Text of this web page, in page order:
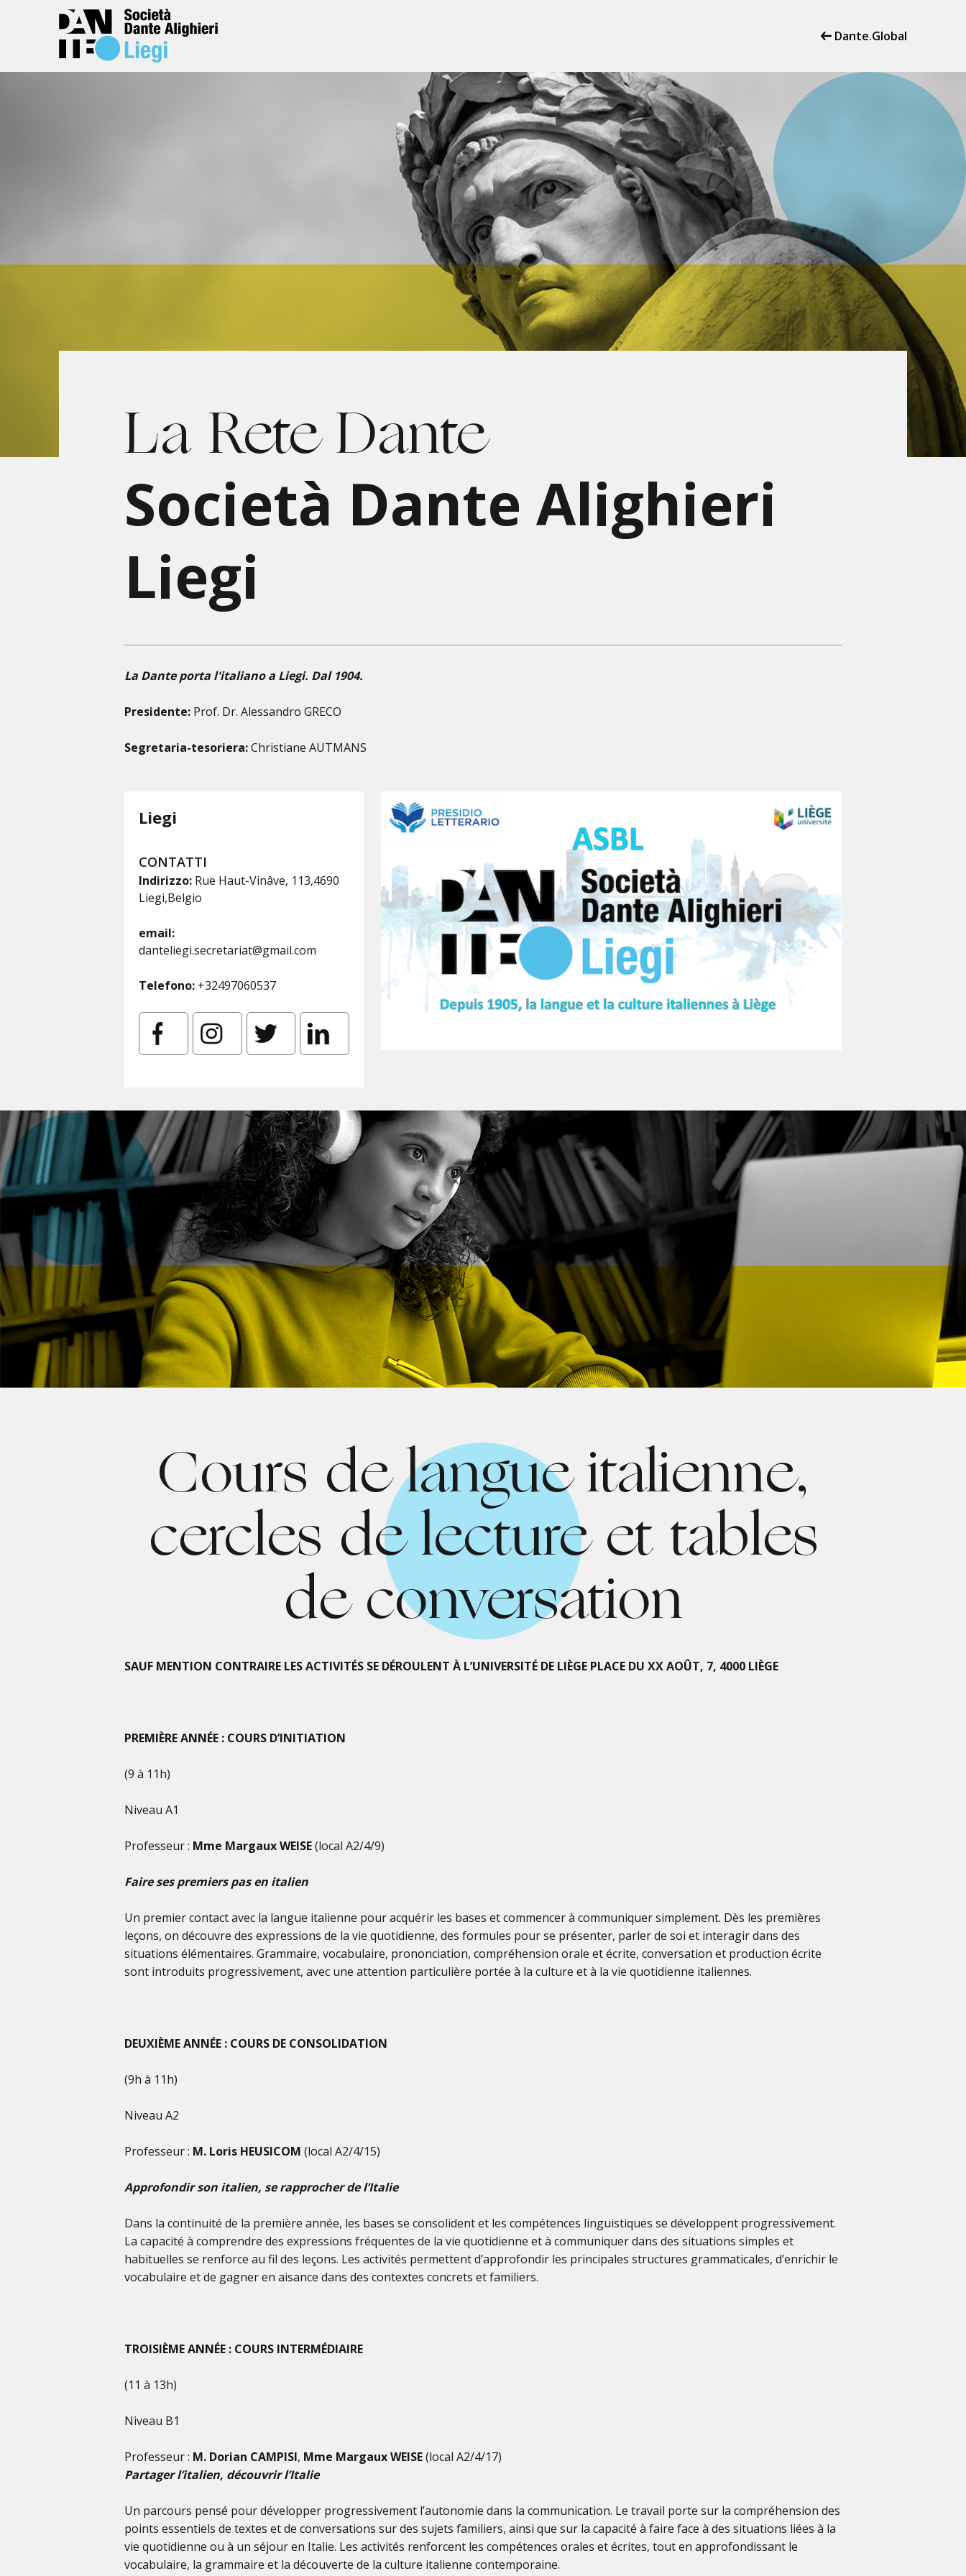
Dante.Global
La Rete Dante
Società Dante Alighieri
Liegi
La Dante porta l'italiano a Liegi. Dal 1904.
Presidente: Prof. Dr. Alessandro GRECO
Segretaria-tesoriera:Christiane AUTMANS
Liegi
CONTATTI
Indirizzo: Rue Haut-Vinâve, 113,4690
Liegi,Belgio
email:
danteliegi.secretariat@gmail.com
Telefono: +32497060537
Cours de langue italienne,
cercles de lecture et tables
de conversation
SAUF MENTION CONTRAIRE LES ACTIVITÉS SE DÉROULENT À L’UNIVERSITÉ DE LIÈGE PLACE DU XX AOÛT, 7, 4000 LIÈGE
PREMIÈRE ANNÉE : COURS D’INITIATION
(9 à 11h)
Niveau A1
Professeur : Mme Margaux WEISE(local A2/4/9)
Faire ses premiers pas en italien
Un premier contact avec la langue italienne pour acquérir les bases et commencer à communiquer simplement. Dès les premières
leçons, on découvre des expressions de la vie quotidienne, des formules pour se présenter, parler de soi et interagir dans des
situations élémentaires. Grammaire, vocabulaire, prononciation, compréhension orale et écrite, conversation et production écrite
sont introduits progressivement, avec une attention particulière portée à la culture et à la vie quotidienne italiennes.
DEUXIÈME ANNÉE : COURS DE CONSOLIDATION
(9h à 11h)
Niveau A2
Professeur : M. Loris HEUSICOM(local A2/4/15)
Approfondir son italien, se rapprocher de l’Italie
Dans la continuité de la première année, les bases se consolident et les compétences linguistiques se développent progressivement.
La capacité à comprendre des expressions fréquentes de la vie quotidienne et à communiquer dans des situations simples et
habituelles se renforce au fil des leçons. Les activités permettent d’approfondir les principales structures grammaticales, d’enrichir le
vocabulaire et de gagner en aisance dans des contextes concrets et familiers.
TROISIÈME ANNÉE : COURS INTERMÉDIAIRE
(11 à 13h)
Niveau B1
Professeur : M. Dorian CAMPISI, Mme Margaux WEISE(local A2/4/17)
Partager l’italien, découvrir l’Italie
Un parcours pensé pour développer progressivement l’autonomie dans la communication. Le travail porte sur la compréhension des
points essentiels de textes et de conversations sur des sujets familiers, ainsi que sur la capacité à faire face à des situations liées à la
vie quotidienne ou à un séjour en Italie. Les activités renforcent les compétences orales et écrites, tout en approfondissant le
vocabulaire, la grammaire et la découverte de la culture italienne contemporaine.